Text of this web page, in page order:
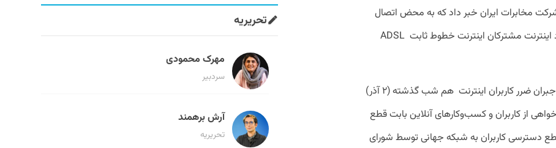
مخابرات ایران خبر داد که به محض اتصال
مجدد اینترنت ۱۰ روز به مدت اعتبار قرارداد اینترنت مشترکان اینترنت خطوط ثابت ADSL
در ادامه برنامه‌ریزی‌ها وزات ارتباطات برای جبران ضرر کاربران اینترنت هم شب گذشته (۲ آذر)
از کاربران و کسب‌وکارهای آنلاین بابت قطع
دسترسی کاربران به شبکه جهانی توسط شورای
تحریریه
مهرک محمودی
سردبیر
آرش برهمند
تحریریه